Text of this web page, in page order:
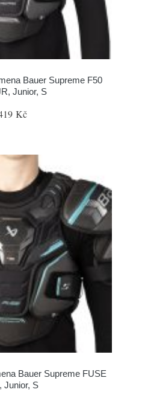
Bauer Supreme F50
Junior, S
Kč
Bauer Supreme FUSE
Junior, S